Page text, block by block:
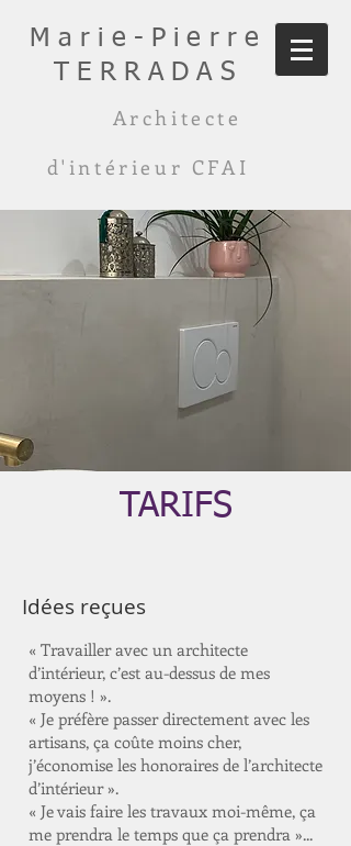
Marie-Pierre
TERRADAS
Architecte
d'intérieur CFAI
TARIFS
Idées reçues
« Travailler avec un architecte
d’intérieur, c’est au-dessus de mes
moyens ! ».
« Je préfère passer directement avec les
artisans, ça coûte moins cher,
j’économise les honoraires de l’architecte
d’intérieur ».
« Je vais faire les travaux moi-même, ça
me prendra le temps que ça prendra »...